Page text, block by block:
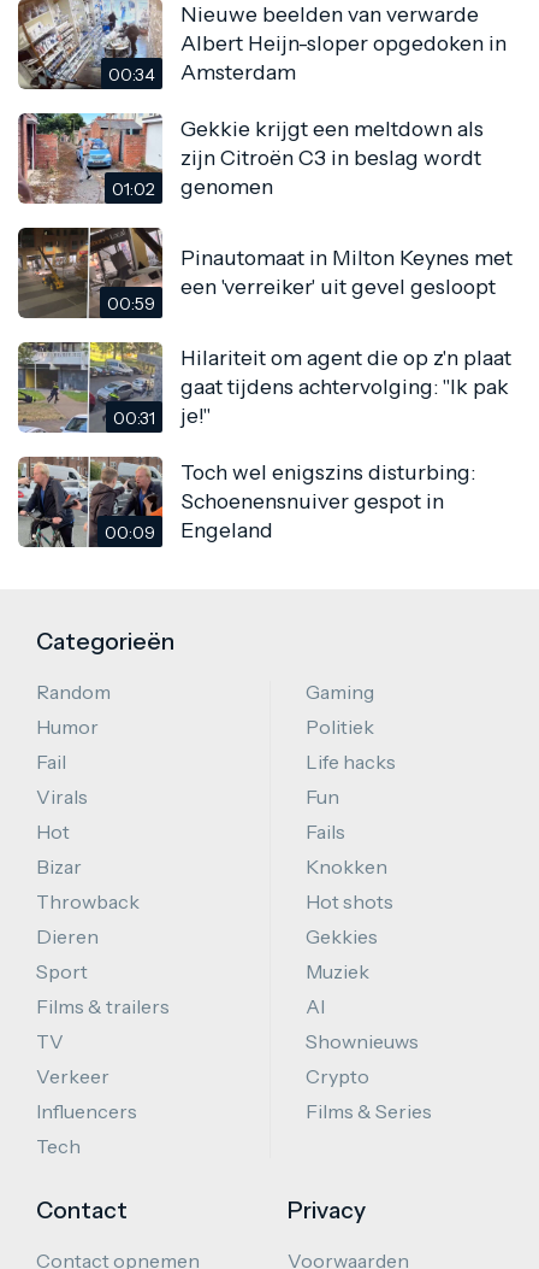
00:34
Nieuwe beelden van verwarde
Albert Heijn-sloper opgedoken in
Amsterdam
01:02
Gekkie krijgt een meltdown als
zijn Citroën C3 in beslag wordt
genomen
00:59
Pinautomaat in Milton Keynes met
een 'verreiker' uit gevel gesloopt
00:31
Hilariteit om agent die op z'n plaat
gaat tijdens achtervolging: "Ik pak
je!"
00:09
Toch wel enigszins disturbing:
Schoenensnuiver gespot in
Engeland
Categorieën
Random
Humor
Fail
Virals
Hot
Bizar
Throwback
Dieren
Sport
Films & trailers
TV
Verkeer
Influencers
Tech
Gaming
Politiek
Life hacks
Fun
Fails
Knokken
Hot shots
Gekkies
Muziek
AI
Shownieuws
Crypto
Films & Series
Contact
Contact opnemen
Privacy
Voorwaarden